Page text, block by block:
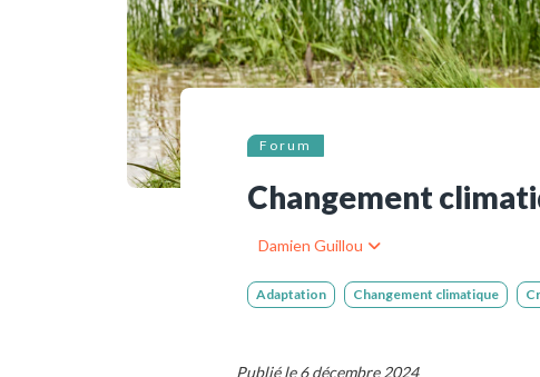
Pour nous soutenir
Nous contacter
Forum
Changement
Damien Guillou
Adaptation Changement climatique
Publié le 6 décembre 2024